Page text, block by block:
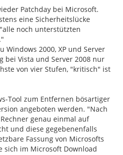
Patchday bei Microsoft.
eine Sicherheitslücke
noch unterstützten
Windows 2000, XP und Server
bei Vista und Server 2008 nur
von vier Stufen, "kritisch" ist
Tool zum Entfernen bösartiger
angeboten werden. "Nach
genau einmal auf
und diese gegebenenfalls
Fassung von Microsofts
sich im Microsoft Download